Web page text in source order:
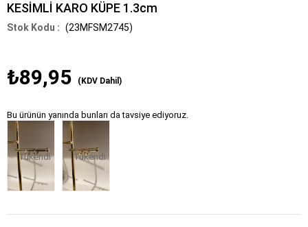
KESİMLİ KARO KÜPE 1.3cm
(23MFSM2745)
₺89,95 (KDV Dahil)
Bu ürünün yanında bunları da tavsiye ediyoruz.
Tükendi Tükendi